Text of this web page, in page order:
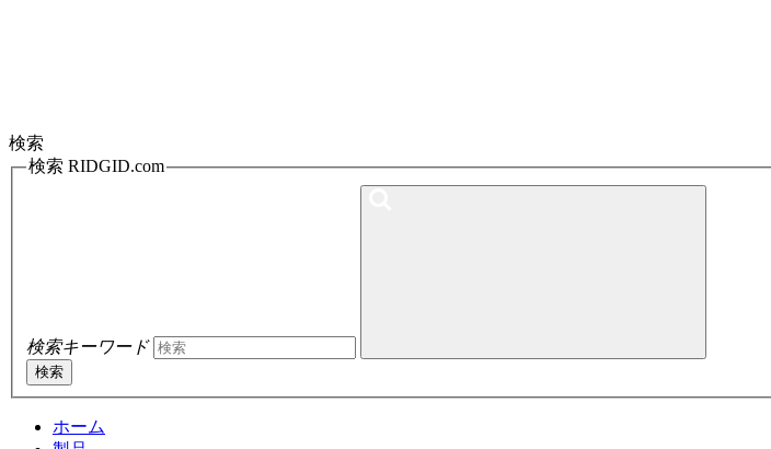
検索
検索 RIDGID.com
検索キーワード
検索
ホーム